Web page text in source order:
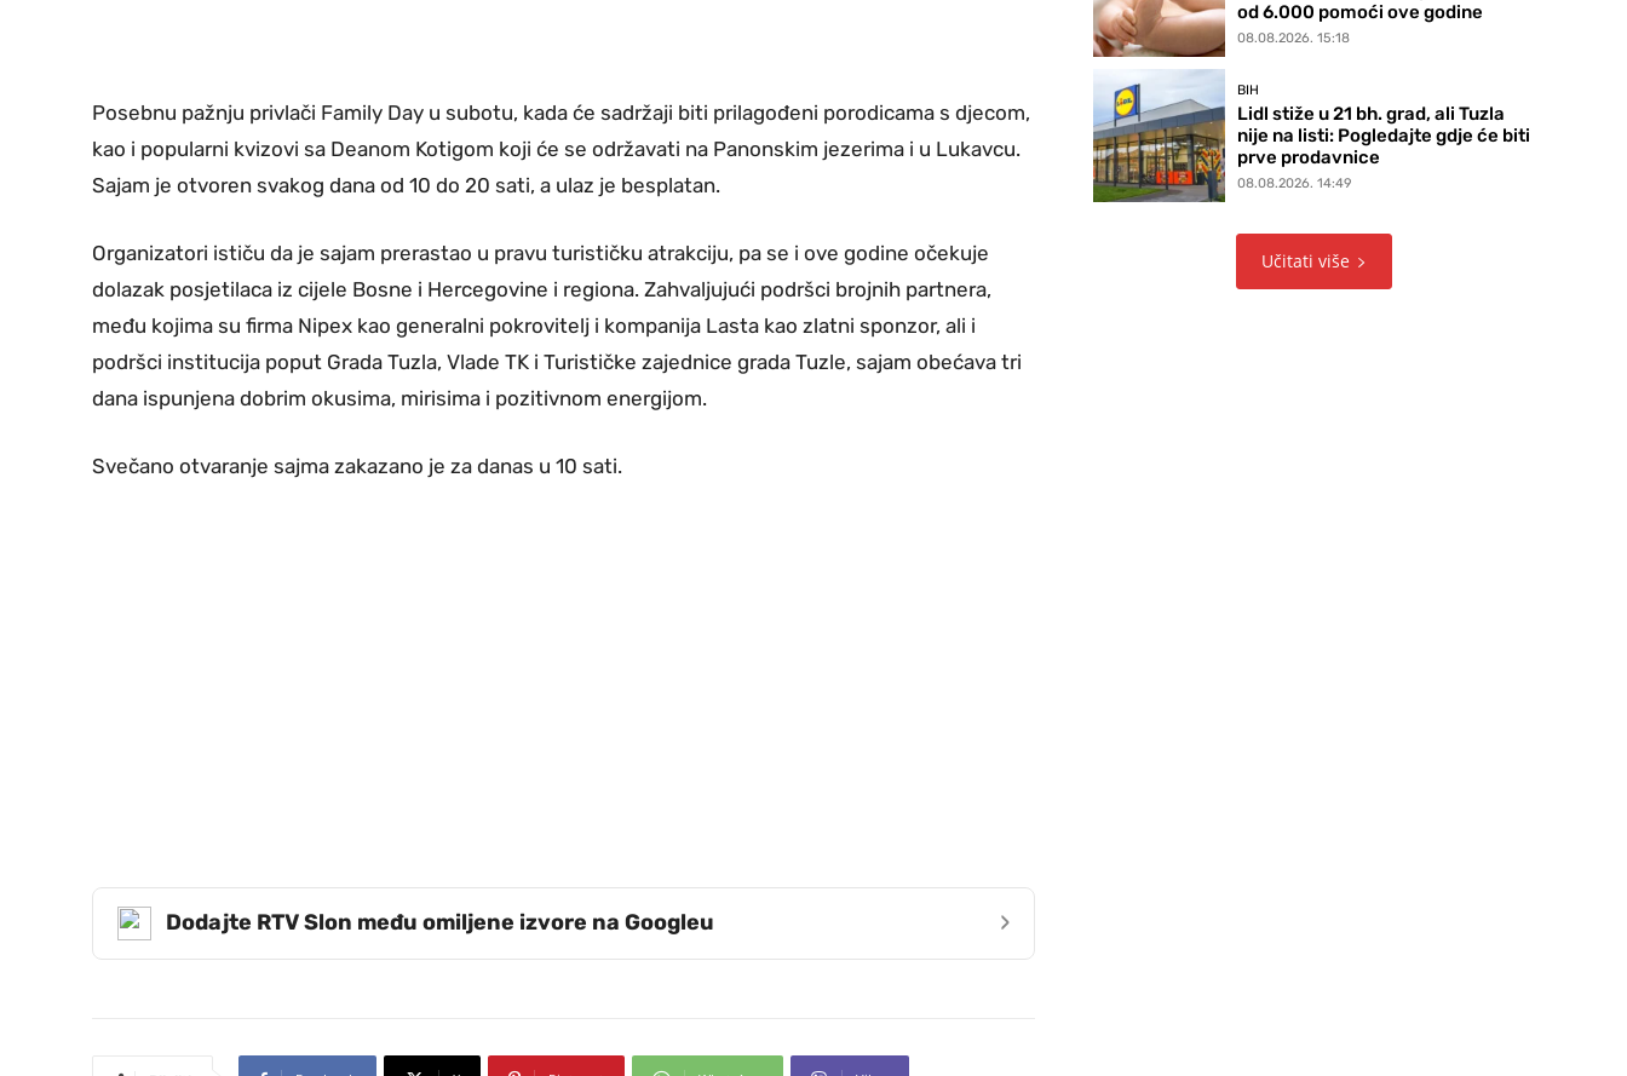
Posebnu pažnju privlači Family Day u subotu, kada će sadržaji biti prilagođeni porodicama s djecom,
kao i popularni kvizovi sa Deanom Kotigom koji će se održavati na Panonskim jezerima i u Lukavcu.
Sajam je otvoren svakog dana od 10 do 20 sati, a ulaz je besplatan.
Organizatori ističu da je sajam prerastao u pravu turističku atrakciju, pa se i ove godine očekuje
dolazak posjetilaca iz cijele Bosne i Hercegovine i regiona. Zahvaljujući podršci brojnih partnera,
među kojima su firma Nipex kao generalni pokrovitelj i kompanija Lasta kao zlatni sponzor, ali i
podršci institucija poput Grada Tuzla, Vlade TK i Turističke zajednice grada Tuzle, sajam obećava tri
dana ispunjena dobrim okusima, mirisima i pozitivnom energijom.
Svečano otvaranje sajma zakazano je za danas u 10 sati.
Dodajte RTV Slon među omiljene izvore na Googleu ›
od 6.000 pomoći ove godine
08.08.2026. 15:18
BIH
Lidl stiže u 21 bh. grad, ali Tuzla
nije na listi: Pogledajte gdje će biti
prve prodavnice
08.08.2026. 14:49
Učitati više